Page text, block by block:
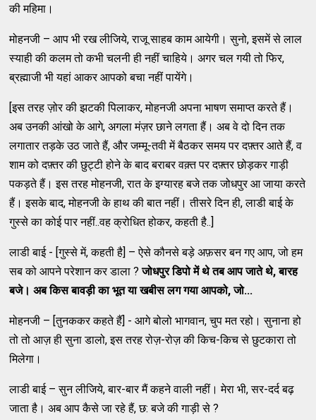
की महिमा।
मोहनजी – आप भी रख लीजिये, राजू साहब काम आयेगी। सुनो, इसमें से लाल
स्याही की कलम तो कभी चलनी ही नहीं चाहिये। अगर चल गयी तो फिर,
ब्रह्माजी भी यहां आकर आपको बचा नहीं पायेंगे।
[इस तरह ज़ोर की झटकी पिलाकर, मोहनजी अपना भाषण समाप्त करते हैं।
अब उनकी आंखो के आगे, अगला मंज़र छाने लगता हैं। अब वे दो दिन तक
लगातार तड़के उठ जाते हैं, और जम्मू-तवी में बैठकर समय पर दफ़्तर आते हैं, व
शाम को दफ़्तर की छुट्टी होने के बाद बराबर वक़्त पर दफ़्तर छोड़कर गाड़ी
पकड़ते हैं। इस तरह मोहनजी, रात के इग्यारह बजे तक जोधपुर आ जाया करते
हैं। इसके बाद, मोहनजी के हाथ की बात नहीं। तीसरे दिन ही, लाडी बाई के
गुस्से का कोई पार नहीं..वह क्रोधित होकर, कहती है..]
लाडी बाई - [गुस्से में, कहती है] – ऐसे कौनसे बड़े अफ़सर बन गए आप, जो हम
सब को आपने परेशान कर डाला ?जोधपुर डिपो में थे तब आप जाते थे,बारह
बजे। अब किस बावड़ी का भूत या खबीस लग गया आपको,जो...
मोहनजी – [तुनककर कहते हैं] - आगे बोलो भागवान, चुप मत रहो। सुनाना हो
तो तो आज़ ही सुना डालो, इस तरह रोज़-रोज़ की किच-किच से छुटकारा तो
मिलेगा।
लाडी बाई – सुन लीजिये, बार-बार मैं कहने वाली नहीं। मेरा भी, सर-दर्द बढ़
जाता है। अब आप कैसे जा रहे हैं, छ: बजे की गाड़ी से ?